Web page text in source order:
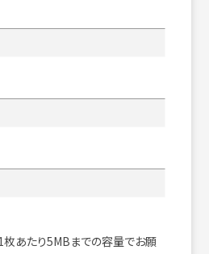
あたり5MBまでの容量でお願